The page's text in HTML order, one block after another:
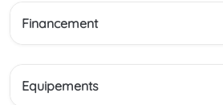
Financement
Equipements